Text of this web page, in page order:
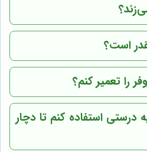
است؟
را تعمیر کنم؟
درستی استفاده کنم تا دچار